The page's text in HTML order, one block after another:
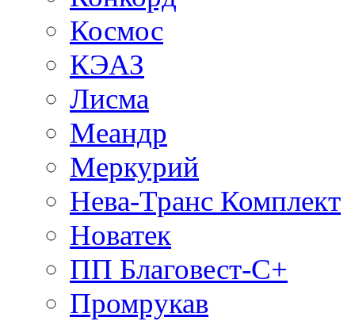
Космос
КЭАЗ
Лисма
Меандр
Меркурий
Нева-Транс Комплект
Новатек
ПП Благовест-С+
Промрукав